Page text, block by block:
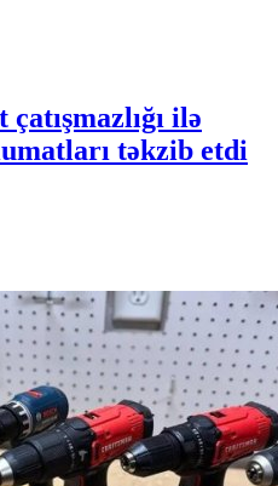
ilə
təkzib etdi